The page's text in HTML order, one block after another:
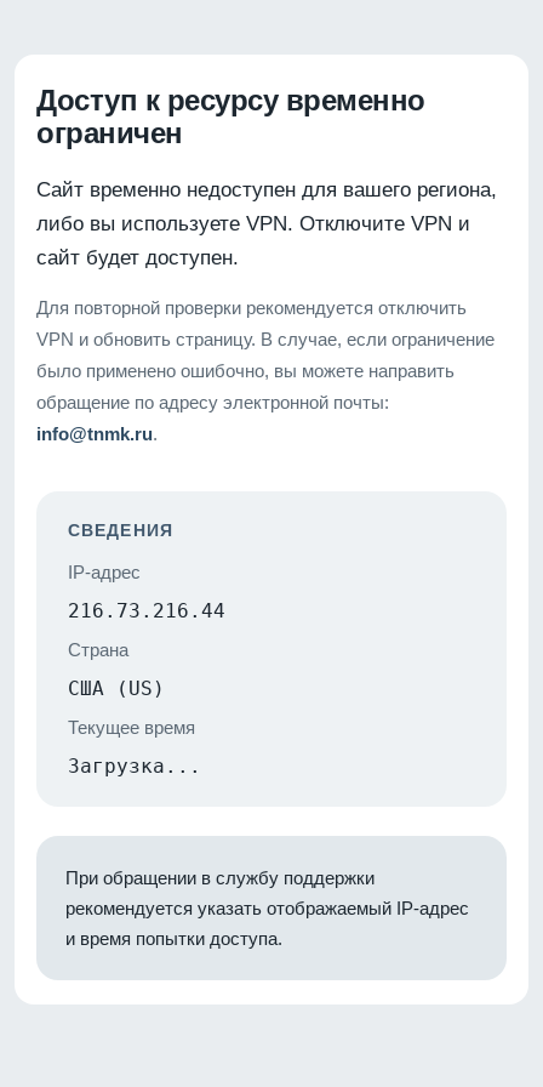
Доступ к ресурсу временно
ограничен
Сайт временно недоступен для вашего региона,
либо вы используете VPN. Отключите VPN и
сайт будет доступен.
Для повторной проверки рекомендуется отключить
VPN и обновить страницу. В случае, если ограничение
было применено ошибочно, вы можете направить
обращение по адресу электронной почты:
info@tnmk.ru.
СВЕДЕНИЯ
IP-адрес
216.73.216.44
Страна
США (US)
Текущее время
Загрузка...
При обращении в службу поддержки
рекомендуется указать отображаемый IP-адрес
и время попытки доступа.